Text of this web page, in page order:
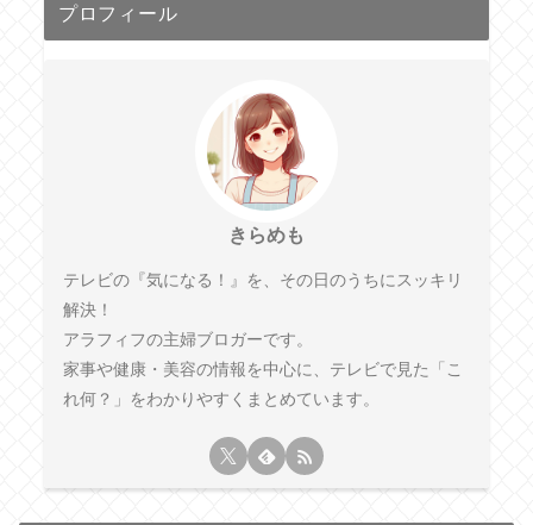
プロフィール
きらめも
テレビの『気になる！』を、その日のうちにスッキリ
解決！
アラフィフの主婦ブロガーです。
家事や健康・美容の情報を中心に、テレビで見た「こ
れ何？」をわかりやすくまとめています。